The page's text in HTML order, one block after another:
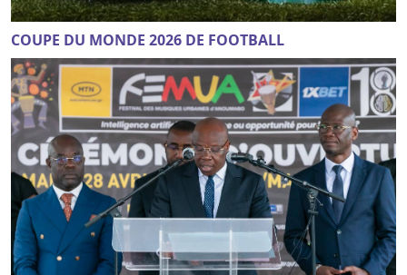
COUPE DU MONDE 2026 DE FOOTBALL